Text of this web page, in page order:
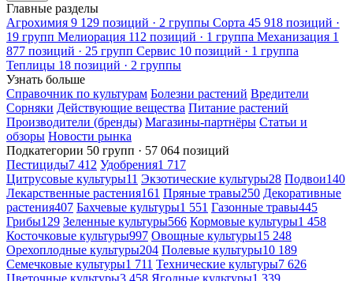
Главные разделы
Агрохимия 9 129 позиций · 2 группы Сорта 45 918 позиций ·
19 групп Мелиорация 112 позиций · 1 группа Механизация 1
877 позиций · 25 групп Сервис 10 позиций · 1 группа
Теплицы 18 позиций · 2 группы
Узнать больше
Справочник по культурам Болезни растений Вредители
Сорняки Действующие вещества Питание растений
Производители (бренды) Магазины-партнёры Статьи и
обзоры Новости рынка
Подкатегории 50 групп · 57 064 позиций
Пестициды7 412 Удобрения1 717
Цитрусовые культуры11 Экзотические культуры28 Подвои140
Лекарственные растения161 Пряные травы250 Декоративные
растения407 Бахчевые культуры1 551 Газонные травы445
Грибы129 Зеленные культуры566 Кормовые культуры1 458
Косточковые культуры997 Овощные культуры15 248
Орехоплодные культуры204 Полевые культуры10 189
Семечковые культуры1 711 Технические культуры7 626
Цветочные культуры3 458 Ягодные культуры1 339